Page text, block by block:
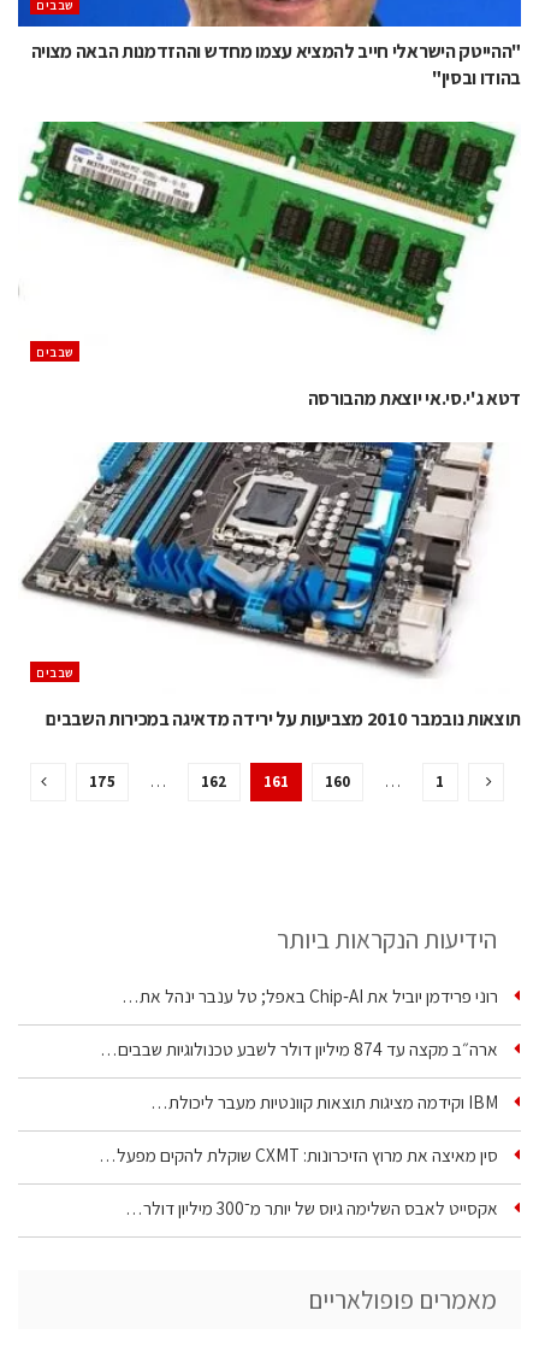
‫שבבים‬
"ההייטק הישראלי חייב להמציא עצמו מחדש וההזדמנות הבאה מצויה
בהודו ובסין"
‫שבבים‬
דטא ג'י.סי.אי יוצאת מהבורסה
‫שבבים‬
תוצאות נובמבר 2010 מצביעות על ירידה מדאיגה במכירות השבבים
1
…
160
161
162
…
175
הידיעות הנקראות ביותר
רוני פרידמן יוביל את Chip‑AI באפל; טל ענבר ינהל את…
ארה״ב מקצה עד 874 מיליון דולר לשבע טכנולוגיות שבבים…
IBM וקידמה מציגות תוצאות קוונטיות מעבר ליכולת…
סין מאיצה את מרוץ הזיכרונות: CXMT שוקלת להקים מפעל…
אקסייט לאבס השלימה גיוס של יותר מ־300 מיליון דולר…
מאמרים פופולאריים